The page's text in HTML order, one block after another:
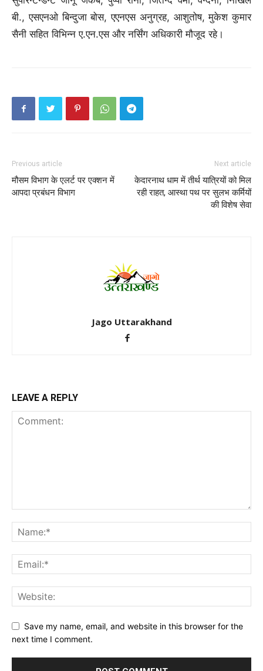
बी., एसएनओ बिन्दुजा बोस, एएनएस अनुग्रह, आशुतोष, मुकेश कुमार
सैनी सहित विभिन्न ए.एन.एस और नर्सिंग अधिकारी मौजूद रहे।
Previous article
मौसम विभाग के एलर्ट पर एक्शन में
आपदा प्रबंधन विभाग
Next article
केदारनाथ धाम में तीर्थ यात्रियों को मिल
रही राहत, आस्था पथ पर सुलभ कर्मियों
की विशेष सेवा
Jago Uttarakhand
LEAVE A REPLY
Save my name, email, and website in this browser for the
next time I comment.